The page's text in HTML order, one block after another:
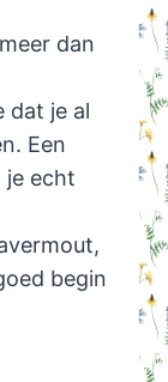
dan
dat je al
Een
je echt
begin